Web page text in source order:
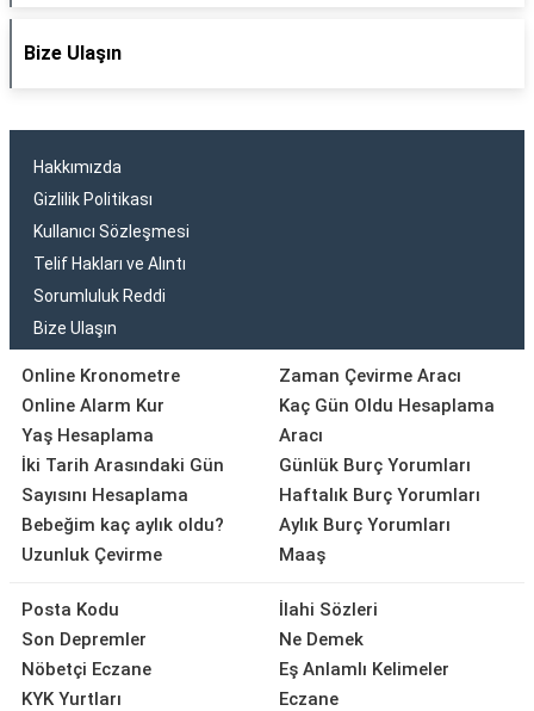
Bize Ulaşın
Hakkımızda
Gizlilik Politikası
Kullanıcı Sözleşmesi
Telif Hakları ve Alıntı
Sorumluluk Reddi
Bize Ulaşın
Online Kronometre
Online Alarm Kur
Yaş Hesaplama
İki Tarih Arasındaki Gün
Sayısını Hesaplama
Bebeğim kaç aylık oldu?
Uzunluk Çevirme
Zaman Çevirme Aracı
Kaç Gün Oldu Hesaplama
Aracı
Günlük Burç Yorumları
Haftalık Burç Yorumları
Aylık Burç Yorumları
Maaş
Posta Kodu
Son Depremler
Nöbetçi Eczane
KYK Yurtları
İlahi Sözleri
Ne Demek
Eş Anlamlı Kelimeler
Eczane